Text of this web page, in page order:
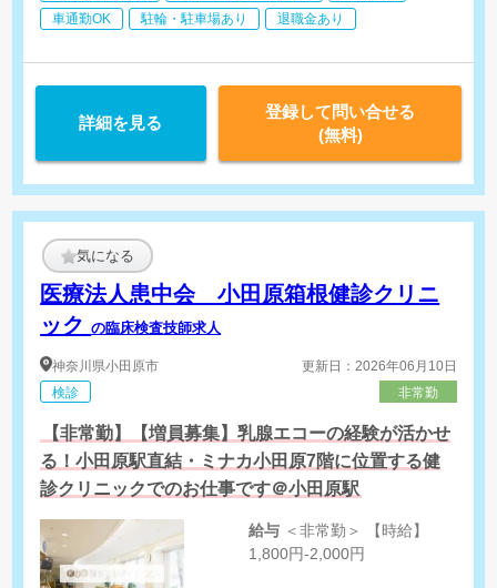
車通勤OK
駐輪・駐車場あり 退職金あり
詳細を見る
登録して問い合せる
(無料)
気になる
医療法人患中会 小田原箱根健診クリニ
ックの臨床検査技師求人
神奈川県小田原市
検診
更新日：2026年06月10日
非常勤
【非常勤】【増員募集】乳腺エコーの経験が活かせ
る！小田原駅直結・ミナカ小田原7階に位置する健
診クリニックでのお仕事です＠小田原駅
給与
1,800円-2,000円